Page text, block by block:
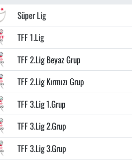
Süper Lig
TFF 1.Lig
TFF 2.Lig Beyaz Grup
TFF 2.Lig Kırmızı Grup
TFF 3.Lig 1.Grup
TFF 3.Lig 2.Grup
TFF 3.Lig 3.Grup